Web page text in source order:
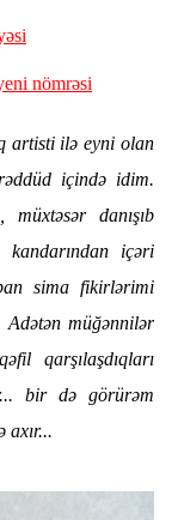
nömrəsi
artisti ilə eyni olan
içində idim.
müxtəsər danışıb
kandarından içəri
sima fikirlərimi
müğənnilər
qarşılaşdıqları
bir də görürəm
axır...